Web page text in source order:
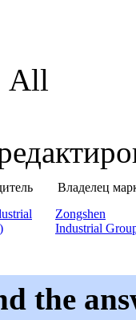
All
Владелец
Zongshen
Industrial
the